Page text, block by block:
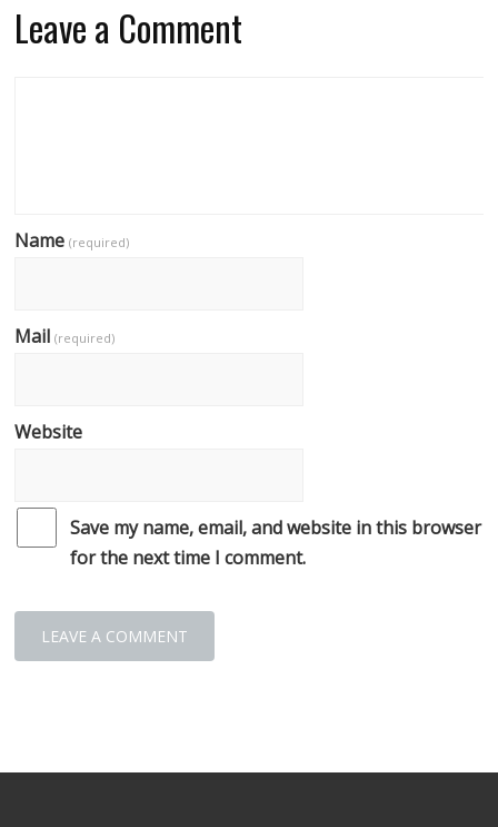
Leave a Comment
Name(required)
Mail(required)
Website
Save my name, email, and website in this browser
for the next time I comment.